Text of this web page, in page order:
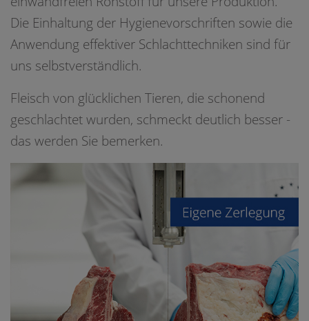
Die Einhaltung der Hygienevorschriften sowie die
Anwendung effektiver Schlachttechniken sind für
uns selbstverständlich.
Fleisch von glücklichen Tieren, die schonend
geschlachtet wurden, schmeckt deutlich besser -
das werden Sie bemerken.